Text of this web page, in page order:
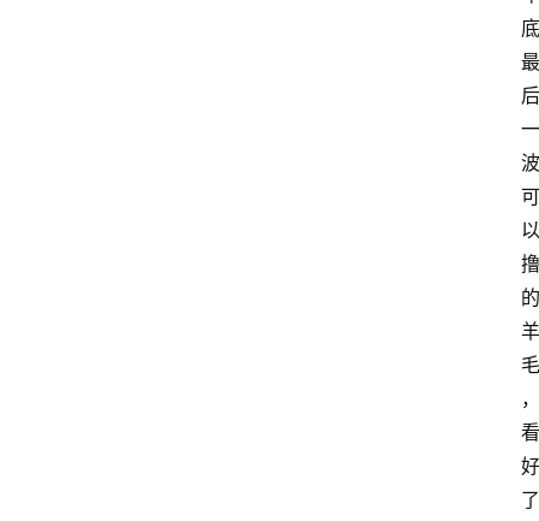
底
最
后
一
波
可
以
撸
的
羊
毛
，
看
好
了